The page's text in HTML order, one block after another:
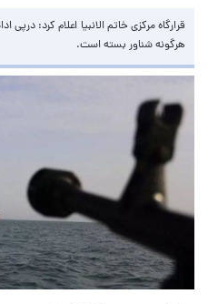
قرارگاه مرکزی خاتم الانبیا اعلام کرد:
هرگونه شناور بسته است.